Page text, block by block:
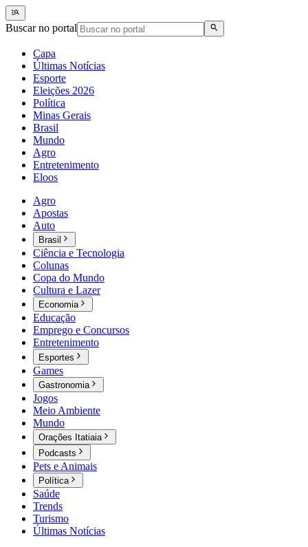
Buscar no portal
Capa
Últimas Notícias
Esporte
Eleições 2026
Política
Minas Gerais
Brasil
Mundo
Agro
Entretenimento
Eloos
Agro
Apostas
Auto
Brasil
Ciência e Tecnologia
Colunas
Copa do Mundo
Cultura e Lazer
Economia
Educação
Emprego e Concursos
Entretenimento
Esportes
Games
Gastronomia
Jogos
Meio Ambiente
Mundo
Orações Itatiaia
Podcasts
Pets e Animais
Política
Saúde
Trends
Turismo
Últimas Notícias